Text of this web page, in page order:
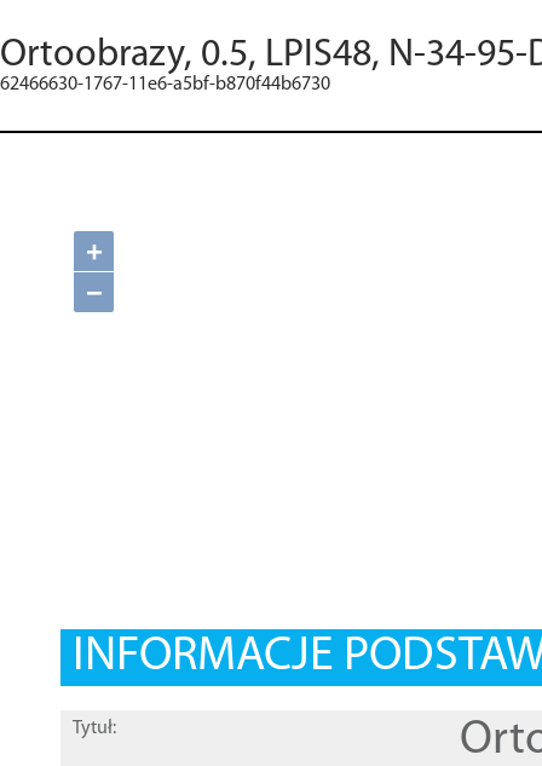
Ortoobrazy, 0.5, LPIS48, N-34-95-
62466630-1767-11e6-a5bf-b870f44b6730
+
−
INFORMACJE
Tytuł: